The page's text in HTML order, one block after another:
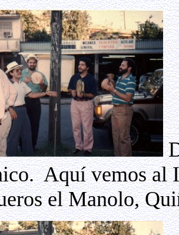
Aquí vemos al
el Manolo,